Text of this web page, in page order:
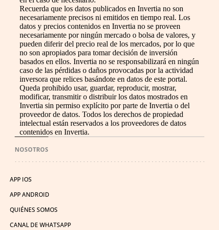
Recuerda que los datos publicados en Invertia no son
necesariamente precisos ni emitidos en tiempo real. Los
datos y precios contenidos en Invertia no se proveen
necesariamente por ningún mercado o bolsa de valores, y
pueden diferir del precio real de los mercados, por lo que
no son apropiados para tomar decisión de inversión
basados en ellos. Invertia no se responsabilizará en ningún
caso de las pérdidas o daños provocadas por la actividad
inversora que relices basándote en datos de este portal.
Queda prohibido usar, guardar, reproducir, mostrar,
modificar, transmitir o distribuir los datos mostrados en
Invertia sin permiso explícito por parte de Invertia o del
proveedor de datos. Todos los derechos de propiedad
intelectual están reservados a los proveedores de datos
contenidos en Invertia.
NOSOTROS
APP IOS
APP ANDROID
QUIÉNES SOMOS
CANAL DE WHATSAPP